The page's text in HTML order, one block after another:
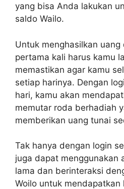
yang bisa Anda lakukan
saldo Wailo.
Untuk menghasilkan uang
pertama kali harus kamu
memastikan agar kamu
setiap harinya. Dengan
hari, kamu akan
memutar roda berhadiah
memberikan uang tunai
Tak hanya dengan login
juga dapat menggunakan
lama dan berinteraksi
Woilo untuk mendapatkan